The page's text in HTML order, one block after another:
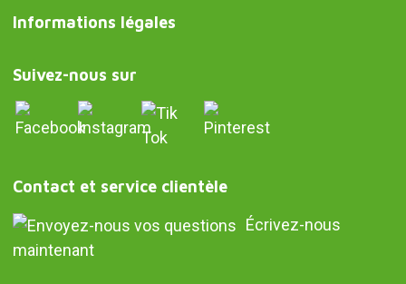
Informations légales
Suivez-nous sur
Contact et service clientèle
Écrivez-nous
maintenant